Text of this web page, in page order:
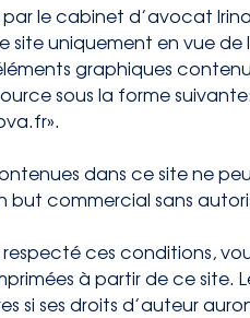
par le cabinet d’avocat
site uniquement en vue
graphiques
sous la forme
dans ce site ne
but commercial sans
respecté ces conditions,
à partir de ce site.
si ses droits d’auteur